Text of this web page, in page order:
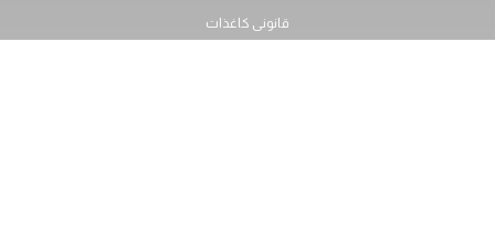
قانونی کاغذات